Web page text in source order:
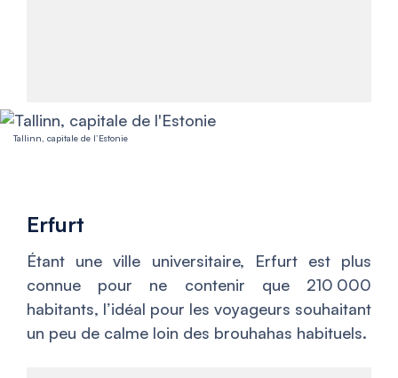
Tallinn, capitale de l’Estonie
Erfurt
Étant une ville universitaire, Erfurt est plus
connue pour ne contenir que 210 000
habitants, l’idéal pour les voyageurs souhaitant
un peu de calme loin des brouhahas habituels.